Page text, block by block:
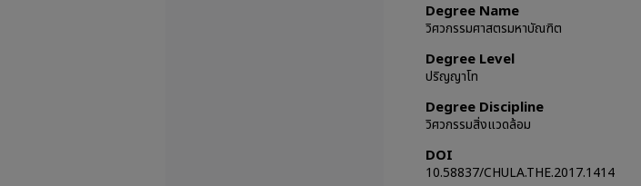
Degree Name
วิศวกรรมศาสตรมหาบัณฑิต
Degree Level
ปริญญาโท
Degree Discipline
วิศวกรรมสิ่งแวดล้อม
DOI
10.58837/CHULA.THE.2017.1414